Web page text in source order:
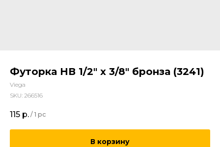
Футорка НВ 1/2" х 3/8" бронза (3241)
Viega
SKU: 266516
115 р. / 1 pc
В корзину